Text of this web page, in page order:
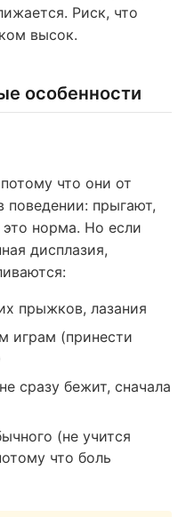
Риск, что
высок.
особенности
что они от
прыгают,
норма. Но если
дисплазия,
прыжков, лазания
играм (принести
сразу бежит, сначала
(не учится
что боль